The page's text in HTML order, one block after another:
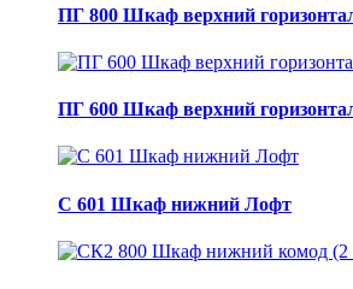
ПГ 800 Шкаф верхний
ПГ 600 Шкаф верхний
С 601 Шкаф нижний Лофт